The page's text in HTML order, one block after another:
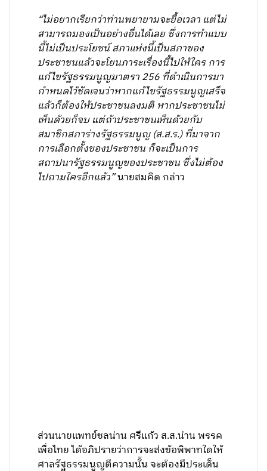
“ไม่อยากเรียกว่าท่านพยายามจะยื้อเวลา แต่ไม่
สามารถมองเป็นอย่างอื่นได้เลย ซึ่งการทำแบบ
นี้ไม่เป็นประโยชน์ สภาแห่งนี้เป็นสภาของ
ประชาชนแล้วจะโยนภาระเรื่องนี้ไปให้ใคร การ
แก้ไขรัฐธรรมนูญมาตรา 256 ที่ดำเนินการมา
กำหนดไว้ชัดเจนว่าหากแก้ไขรัฐธรรมนูญเสร็จ
แล้วก็ต้องให้ประชาชนลงมติ หากประชาชนไม่
เห็นด้วยก็จบ แต่ถ้าประชาชนเห็นด้วยกับ
สมาชิกสภาร่างรัฐธรรมนูญ (ส.ส.ร.) ที่มาจาก
การเลือกตั้งของประชาชน ก็จะเป็นการ
สถาปนารัฐธรรมนูญของประชาชน ซึ่งไม่ต้อง
ไปถามใครอีกแล้ว”นายสมคิด กล่าว
เกิดขึ้นทั้งในประเด็นข้อเท็จจริงและข้อ
กฎหมาย ซึ่งในทางข้อเท็จจริง รัฐสภาเคยใช้
อำนาจในรัฐธรรมนูญฉบับถาวร ให้อำนาจ